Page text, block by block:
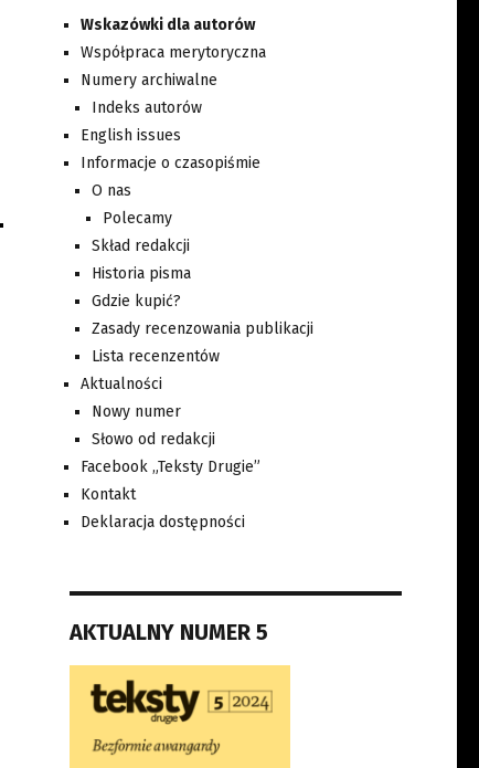
Wskazówki dla autorów
Współpraca merytoryczna
Numery archiwalne
Indeks autorów
English issues
Informacje o czasopiśmie
O nas
Polecamy
Skład redakcji
Historia pisma
Gdzie kupić?
Zasady recenzowania publikacji
Lista recenzentów
Aktualności
Nowy numer
Słowo od redakcji
Facebook „Teksty Drugie”
Kontakt
Deklaracja dostępności
AKTUALNY NUMER 5